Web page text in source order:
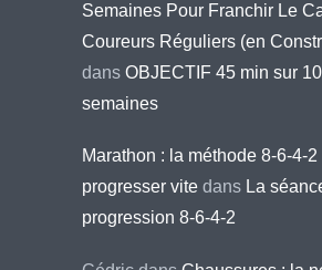
Semaines Pour Franchir Le
Coureurs Réguliers (en
dans OBJECTIF 45 min sur
semaines
Marathon : la méthode 8-6-4-2
progresser vite dans La
progression 8-6-4-2